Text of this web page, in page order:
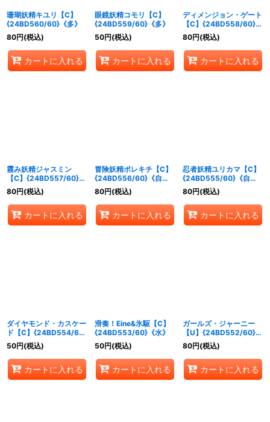
珊瑚妖精キユリ【C】
{24BD560/60}《多》
80円(税込)
カートに入れる
眼鏡妖精コモリ【C】
{24BD559/60}《多》
50円(税込)
カートに入れる
ディメンジョン・ゲート
【C】{24BD558/60}
《自然》
80円(税込)
カートに入れる
霞み妖精ジャスミン
【C】{24BD557/60}
《自然》
80円(税込)
カートに入れる
冒険妖精ポレキチ【C】
{24BD556/60}《自
然》
80円(税込)
カートに入れる
忍者妖精ユリカマ【C】
{24BD555/60}《自
然》
80円(税込)
カートに入れる
ダイヤモンド・カスケー
ド【C】{24BD554/60}
《自然》
50円(税込)
カートに入れる
滑奏！Eine&氷駆【C】
{24BD553/60}《水》
50円(税込)
カートに入れる
ガールズ・ジャーニー
【U】{24BD552/60}
《多》
80円(税込)
カートに入れる